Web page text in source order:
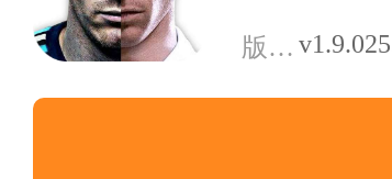
版本：